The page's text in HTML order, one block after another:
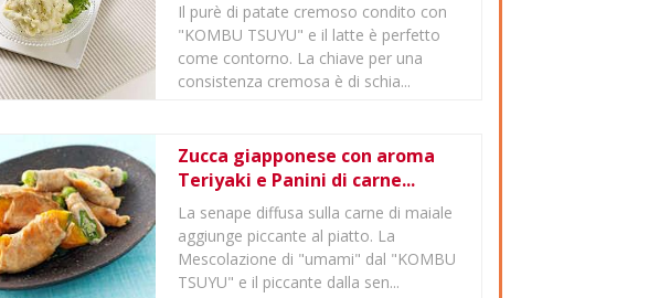
Il purè di patate cremoso condito con
"KOMBU TSUYU" e il latte è perfetto
come contorno. La chiave per una
consistenza cremosa è di schia...
Zucca giapponese con aroma
Teriyaki e Panini di carne...
La senape diffusa sulla carne di maiale
aggiunge piccante al piatto. La
Mescolazione di "umami" dal "KOMBU
TSUYU" e il piccante dalla sen...